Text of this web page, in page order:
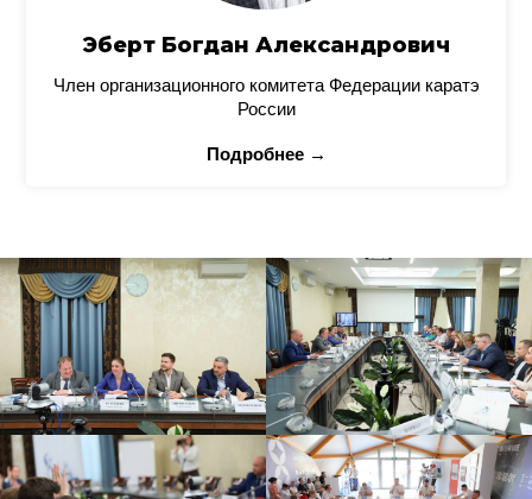
Эберт Богдан Александрович
Член организационного комитета Федерации каратэ
России
Подробнее →